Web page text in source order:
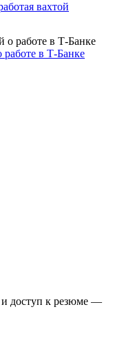
вахтой
в Т-Банке
и доступ к резюме —